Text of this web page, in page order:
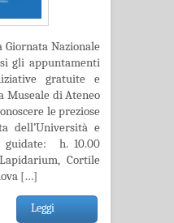
Nazionale
gli appuntamenti
gratuite e
Museale di Ateneo
le preziose
dell’Università e
guidate: h. 10.00
Cortile
[…]
Leggi